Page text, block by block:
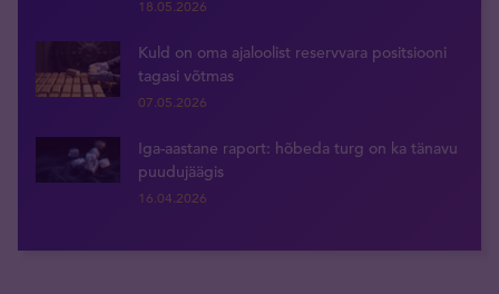
18.05.2026
Kuld on oma ajaloolist reservvara positsiooni
tagasi võtmas
07.05.2026
Iga-aastane raport: hõbeda turg on ka tänavu
puudujäägis
16.04.2026